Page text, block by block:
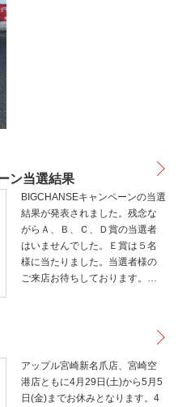
ン当選結果
BIGCHANSEキャンペーンの当選
結果が発表されました。残念な
がらＡ、Ｂ、Ｃ、Ｄ賞の当選者
はいませんでした。Ｅ賞は５名
様に当たりました。当選者様の
ご来店お待ちしております。当
アップル宮崎新名爪店、宮崎空
港店ともに4月29日(土)から5月5
日(金)までお休みとなります。4